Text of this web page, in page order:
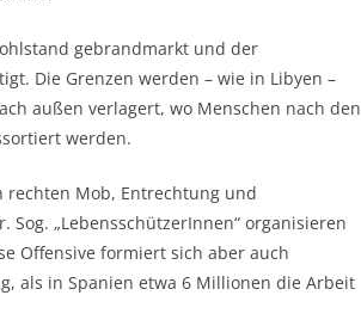
gebrandmarkt und der
Die Grenzen werden – wie in Libyen –
außen verlagert, wo Menschen nach den
werden.
rechten Mob, Entrechtung und
Sog. „LebensschützerInnen“ organisieren
Offensive formiert sich aber auch
als in Spanien etwa 6 Millionen die Arbeit